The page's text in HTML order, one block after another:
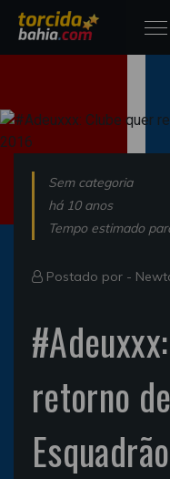
Sem categoria
há 10 anos
Tempo estimado
Postado por -
retorno